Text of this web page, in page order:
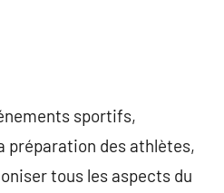
sportifs,
préparation des athlètes,
tous les aspects du